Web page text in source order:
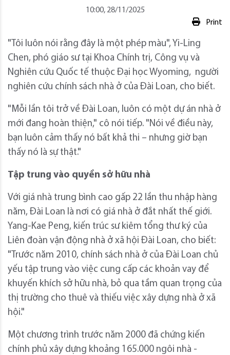
10:00, 28/11/2025
Print
"Tôi luôn nói rằng đây là một phép màu", Yi-Ling
Chen, phó giáo sư tại Khoa Chính trị, Công vụ và
Nghiên cứu Quốc tế thuộc Đại học Wyoming, người
nghiên cứu chính sách nhà ở của Đài Loan, cho biết.
"Mỗi lần tôi trở về Đài Loan, luôn có một dự án nhà ở
mới đang hoàn thiện," cô nói tiếp. "Nói về điều này,
bạn luôn cảm thấy nó bất khả thi – nhưng giờ bạn
thấy nó là sự thật."
Tập trung vào quyền sở hữu nhà
Với giá nhà trung bình cao gấp 22 lần thu nhập hàng
năm, Đài Loan là nơi có giá nhà ở đắt nhất thế giới.
Yang-Kae Peng, kiến ​​trúc sư kiêm tổng thư ký của
Liên đoàn vận động nhà ở xã hội Đài Loan, cho biết:
"Trước năm 2010, chính sách nhà ở của Đài Loan chủ
yếu tập trung vào việc cung cấp các khoản vay để
khuyến khích sở hữu nhà, bỏ qua tầm quan trọng của
thị trường cho thuê và thiếu việc xây dựng nhà ở xã
hội."
Một chương trình trước năm 2000 đã chứng kiến ​​
chính phủ xây dựng khoảng 165.000 ngôi nhà -